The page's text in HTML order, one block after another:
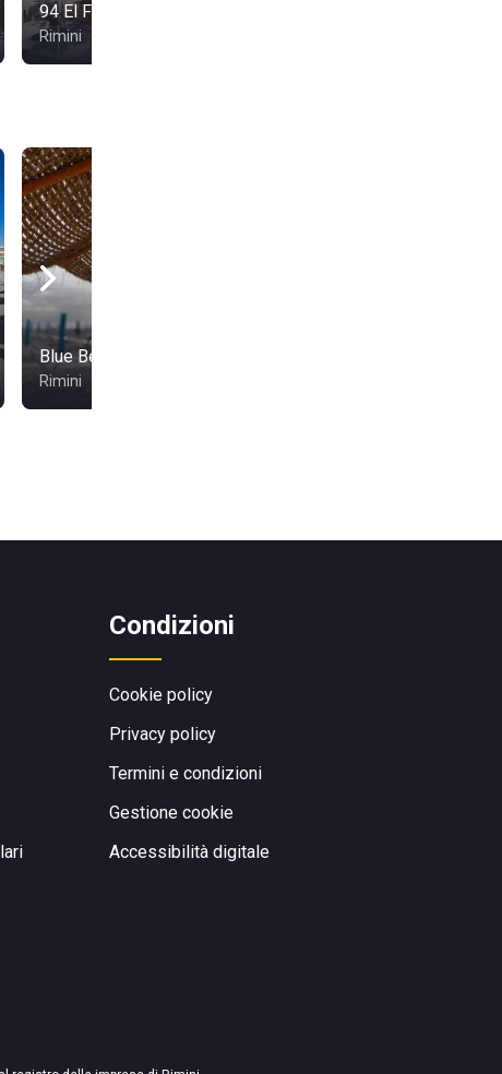
94 El Flaco
Rimini
Blue Beach
Rimini
Condizioni
Cookie policy
Privacy policy
Termini e condizioni
Gestione cookie
Accessibilità digitale